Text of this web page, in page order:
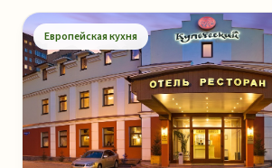
Европейская кухня